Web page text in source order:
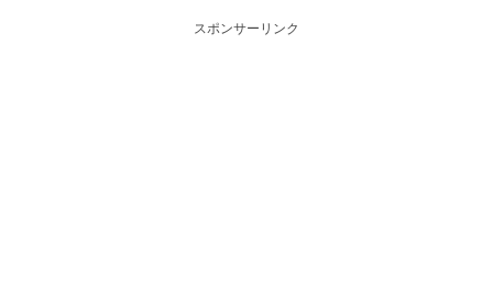
スポンサーリンク